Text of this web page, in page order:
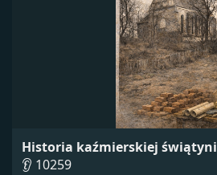
Historia kaźmierskiej świątyni
👂 10259